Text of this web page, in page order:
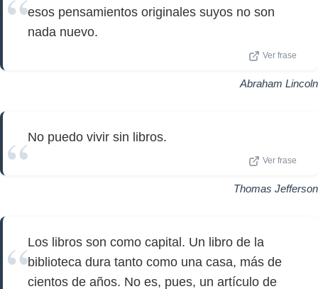
esos pensamientos originales suyos no son
nada nuevo.
Ver frase
Abraham Lincoln
No puedo vivir sin libros.
Ver frase
Thomas Jefferson
Los libros son como capital. Un libro de la
biblioteca dura tanto como una casa, más de
cientos de años. No es, pues, un artículo de